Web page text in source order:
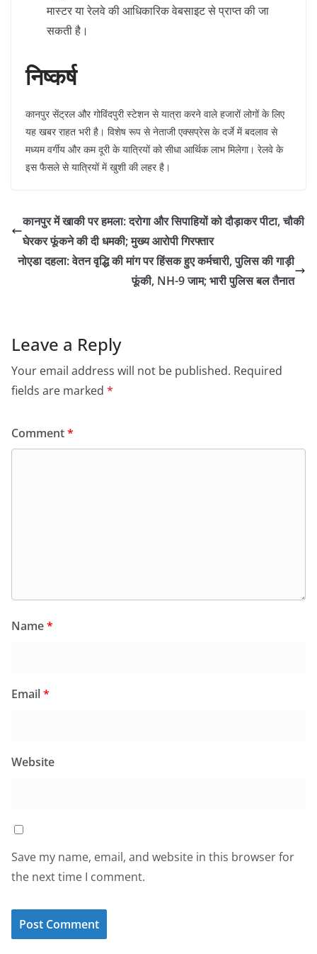
मास्टर या रेलवे की आधिकारिक वेबसाइट से प्राप्त की जा
सकती है।
निष्कर्ष
​कानपुर सेंट्रल और गोविंदपुरी स्टेशन से यात्रा करने वाले हजारों लोगों के लिए
यह खबर राहत भरी है। विशेष रूप से नेताजी एक्सप्रेस के दर्जे में बदलाव से
मध्यम वर्गीय और कम दूरी के यात्रियों को सीधा आर्थिक लाभ मिलेगा। रेलवे के
इस फैसले से यात्रियों में खुशी की लहर है।
कानपुर में खाकी पर हमला: दरोगा और सिपाहियों को दौड़ाकर पीटा, चौकी
घेरकर फूंकने की दी धमकी; मुख्य आरोपी गिरफ्तार
नोएडा दहला: वेतन वृद्धि की मांग पर हिंसक हुए कर्मचारी, पुलिस की गाड़ी
फूंकी, NH-9 जाम; भारी पुलिस बल तैनात
Leave a Reply
Your email address will not be published. Required
fields are marked *
Comment*
Name*
Email*
Website
Save my name, email, and website in this browser for
the next time I comment.